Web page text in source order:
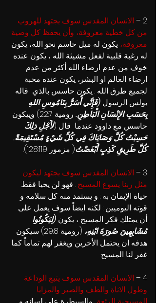
2
– الانسان المقدس سوف يجتهد للهروب
من كل خطية معروفة، وأن يحفظ كل وصية
معروفة، يكون له ميل حاسم نحو الله، يكون
له رغبة قلبية لفعل مشيئة الله ، يكون عنده
خوف من عدم ارضاء الله أكثر من عدم
ارضاء العالم او البشر، يكون عنده محبة
لجميع طرق الله . يكون حاسس بالذي  قاله
بولس الرسول (فَإِنِّي أُسَرُّ بِنَامُوسِ اللهِ
بِحَسَبِ الإِنْسَانِ الْبَاطِنِ.
رومية 22:7) وييكون
حاسس مع داوود عندما  قال (لأَجْلِ ذلِكَ
حَسِبْتُ كُلَّ وَصَايَاكَ فِي كُلِّ شَيْءٍ مُسْتَقِيمَةً.
كُلَّ طَرِيقِ كَذِبٍ أَبْغَضْتُ( مزمور 128:119).
3
– الانسان المقدس سوف يجتهد ليكون
مثل ربنا يسوع المسيح . فهو لن يحيا فقط
حياة الإيمان به : و يستمد منه كل سلامه و
قوته اليوميين : لكنه ايضاً سوف يعمل على
أن يمتلك فكر المسيح ، يكون (لِيَكُونُوا
مُشَابِهِينَ صُورَةَ ابْنِهِ،
(رومية 29:8) سيكون
هدفه ان يحتمل الأخرين ويغفر لهم تماماً كما
غفر لنا المسيح.
4
– الانسان المقدس سوف يتبع الوداعة
وطول الاناة والطف والصبر والمزايا